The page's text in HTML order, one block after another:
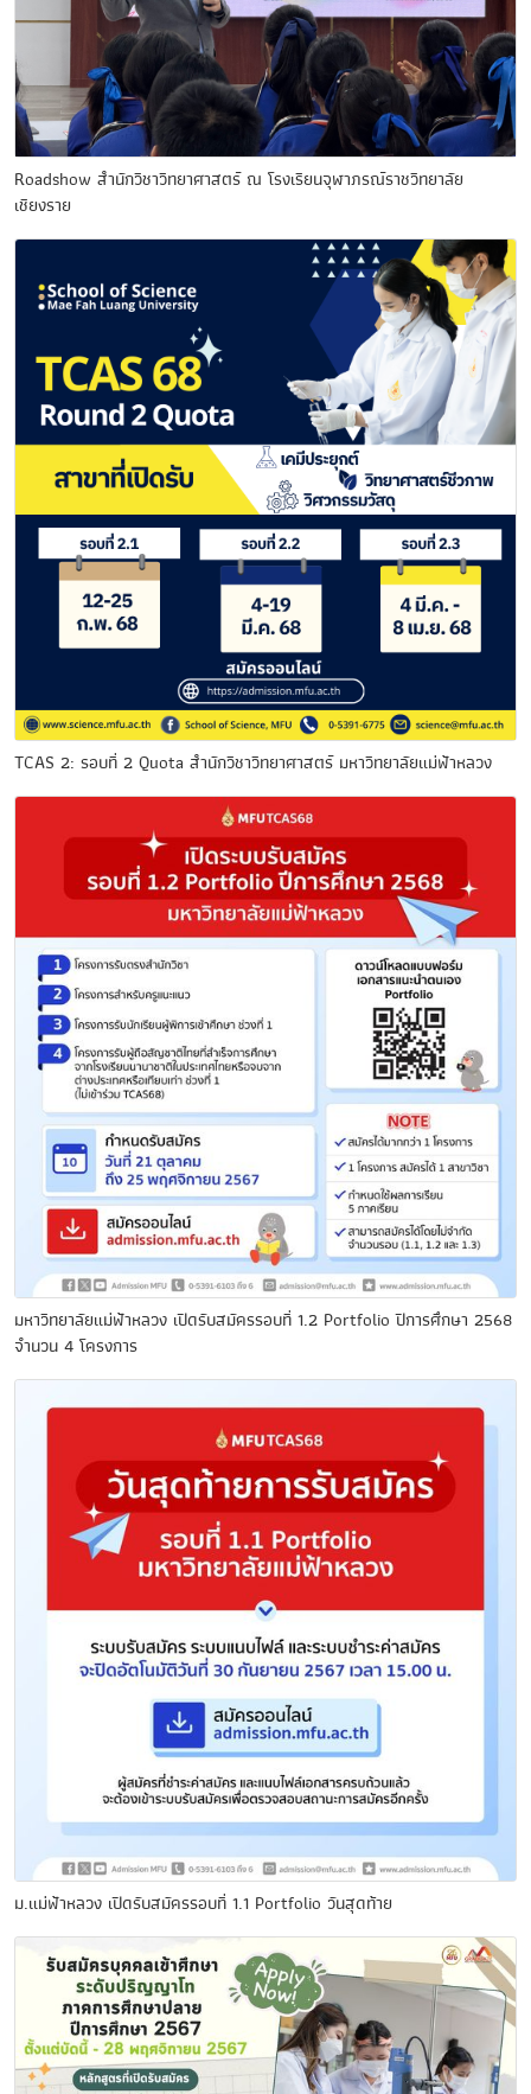
Roadshow สำนักวิชาวิทยาศาสตร์ ณ โรงเรียนจุฬาภรณ์ราชวิทยาลัย
เชียงราย
TCAS 2: รอบที่ 2 Quota สำนักวิชาวิทยาศาสตร์ มหาวิทยาลัยแม่ฟ้าหลวง
มหาวิทยาลัยแม่ฟ้าหลวง เปิดรับสมัครรอบที่ 1.2 Portfolio ปีการศึกษา 2568
จำนวน 4 โครงการ
ม.แม่ฟ้าหลวง เปิดรับสมัครรอบที่ 1.1 Portfolio วันสุดท้าย